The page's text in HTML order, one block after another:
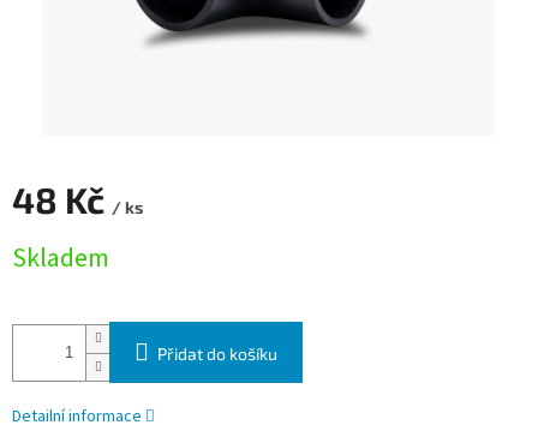
48 Kč / ks
Skladem
Přidat do košíku
Detailní informace